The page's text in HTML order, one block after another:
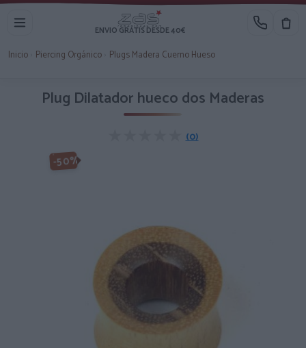
ENVIO GRATIS DESDE 40€
Inicio Piercing Orgánico Plugs Madera Cuerno Hueso
Plug Dilatador hueco dos Maderas
(0)
-50%